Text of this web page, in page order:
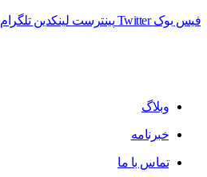
فیس بوک Twitter پینترست لینکدین تلگرام
وبلاگ
خبرنامه
تماس با ما